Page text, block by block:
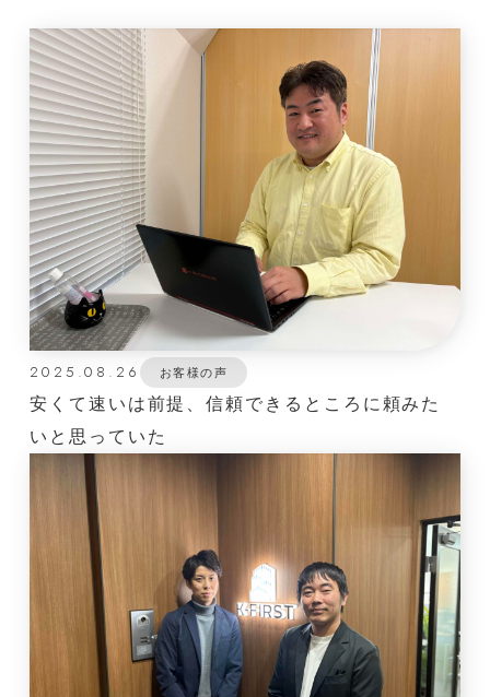
2025.08.26 お客様の声
安くて速いは前提、信頼できるところに頼みた
いと思っていた